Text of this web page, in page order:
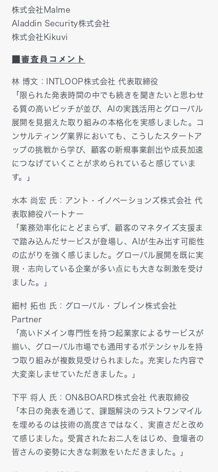
株式会社Malme
Aladdin Security株式会社
株式会社Kikuvi
■審査員コメント
林 博文：INTLOOP株式会社 代表取締役
「限られた発表時間の中でも続きを聞きたいと思わせ
る質の高いピッチが並び、AIの実践活用とグローバル
展開を見据えた取り組みの本格化を実感しました。コ
ンサルティング業界においても、こうしたスタートア
ップの挑戦から学び、顧客の新規事業創出や成長加速
につなげていくことが求められていると感じていま
す。」
水本 尚宏 氏：アント・イノベーションズ株式会社 代
表取締役パートナー
「業務効率化にとどまらず、顧客のマネタイズ支援ま
で踏み込んだサービスが登場し、AIが生み出す可能性
の広がりを強く感じました。グローバル展開を既に実
現・志向している企業が多い点にも大きな刺激を受け
ました。」
細村 拓也 氏：グローバル・ブレイン株式会社
Partner
「高いドメイン専門性を持つ起業家によるサービスが
揃い、グローバル市場でも通用するポテンシャルを持
つ取り組みが複数見受けられました。充実した内容で
大変楽しませていただきました。」
下平 将人 氏：ON&BOARD株式会社 代表取締役
「本日の発表を通じて、課題解決のラストワンマイル
を埋めるのは技術の高度さではなく、実直さだと改め
て感じました。受賞されたお二人をはじめ、登壇者の
皆さんの姿勢に大きな刺激をいただきました。」